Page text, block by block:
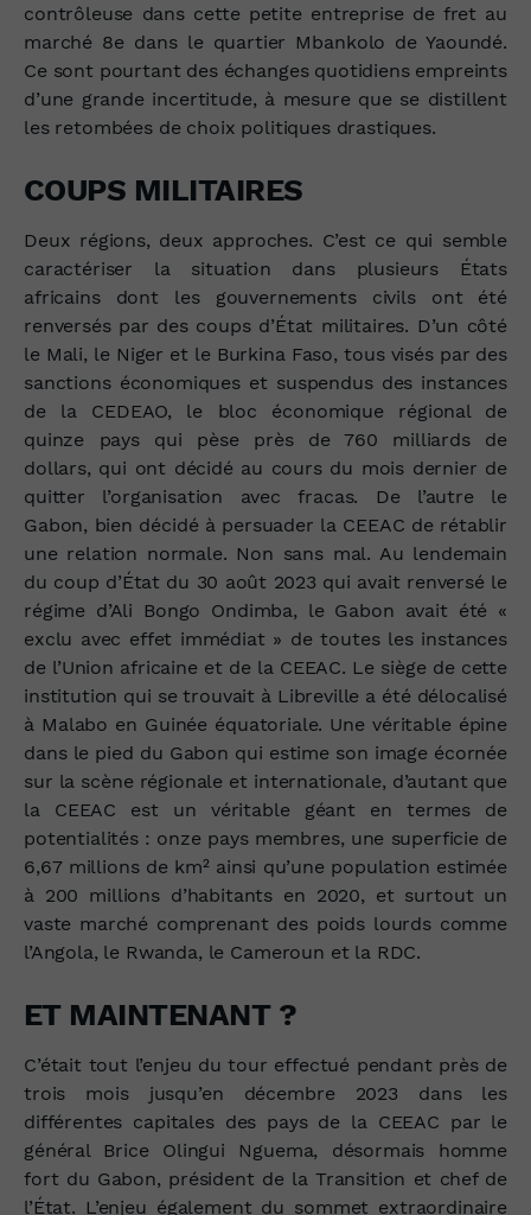
contrôleuse dans cette petite entreprise de fret au
marché 8e dans le quartier Mbankolo de Yaoundé.
Ce sont pourtant des échanges quotidiens empreints
d’une grande incertitude, à mesure que se distillent
les retombées de choix politiques drastiques.
COUPS MILITAIRES
Deux régions, deux approches. C’est ce qui semble
caractériser la situation dans plusieurs États
africains dont les gouvernements civils ont été
renversés par des coups d’État militaires. D’un côté
le Mali, le Niger et le Burkina Faso, tous visés par des
sanctions économiques et suspendus des instances
de la CEDEAO, le bloc économique régional de
quinze pays qui pèse près de 760 milliards de
dollars, qui ont décidé au cours du mois dernier de
quitter l’organisation avec fracas. De l’autre le
Gabon, bien décidé à persuader la CEEAC de rétablir
une relation normale. Non sans mal. Au lendemain
du coup d’État du 30 août 2023 qui avait renversé le
régime d’Ali Bongo Ondimba, le Gabon avait été «
exclu avec effet immédiat » de toutes les instances
de l’Union africaine et de la CEEAC. Le siège de cette
institution qui se trouvait à Libreville a été délocalisé
à Malabo en Guinée équatoriale. Une véritable épine
dans le pied du Gabon qui estime son image écornée
sur la scène régionale et internationale, d’autant que
la CEEAC est un véritable géant en termes de
potentialités : onze pays membres, une superficie de
6,67 millions de km² ainsi qu’une population estimée
à 200 millions d’habitants en 2020, et surtout un
vaste marché comprenant des poids lourds comme
l’Angola, le Rwanda, le Cameroun et la RDC.
ET MAINTENANT ?
C’était tout l’enjeu du tour effectué pendant près de
trois mois jusqu’en décembre 2023 dans les
différentes capitales des pays de la CEEAC par le
général Brice Olingui Nguema, désormais homme
fort du Gabon, président de la Transition et chef de
l’État. L’enjeu également du sommet extraordinaire